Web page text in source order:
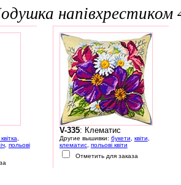
подушка
,
, польові
V-335: Клематис
Другие вышивки: букети, квіти,
клематис, польові квіти
Отметить для заказа